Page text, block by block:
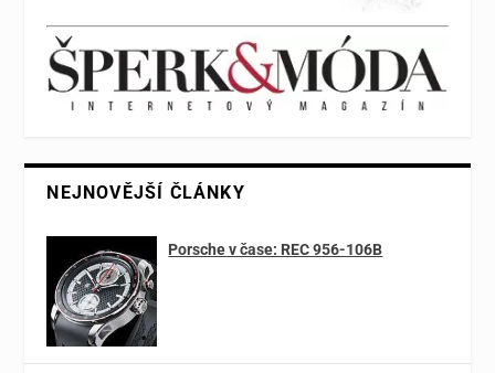
NEJNOVĚJŠÍ ČLÁNKY
Porsche v čase: REC 956-106B